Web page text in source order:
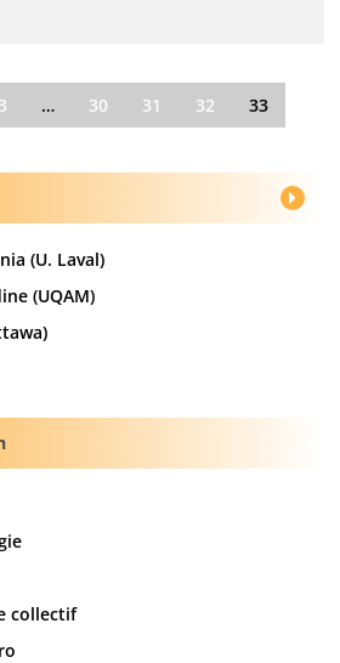
3 … 30 31 32 33
(U. Laval)
(UQAM)
collectif